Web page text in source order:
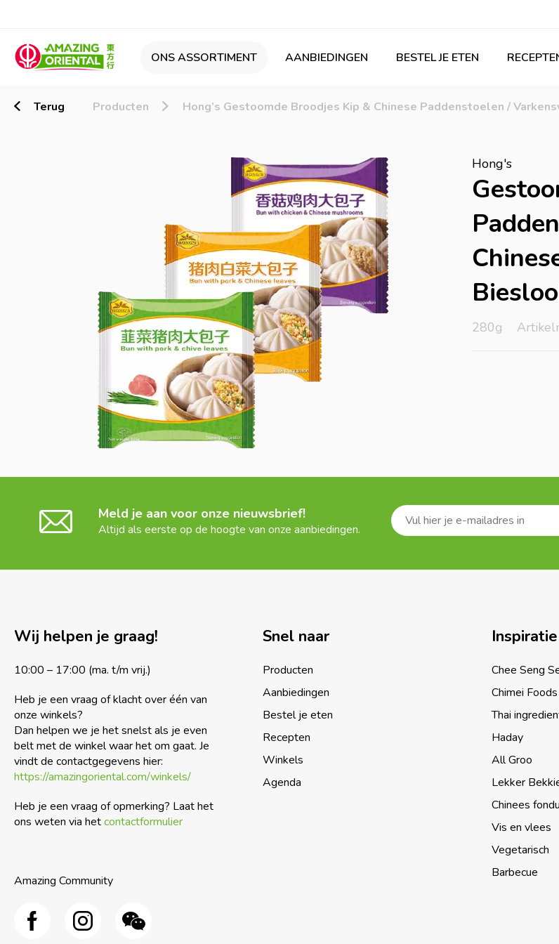
ONS ASSORTIMENT AANBIEDINGEN BESTEL JE ETEN
Terug Producten Hong’s Gestoomde Broodjes Kip & Chinese Paddenstoelen /
Hong's
280g
Meld je aan voor onze nieuwsbrief!
Altijd als eerste op de hoogte van onze aanbiedingen.
Wij helpen je graag!
10:00 – 17:00 (ma. t/m vrij.)
Heb je een vraag of klacht over één van
onze winkels?
Dan helpen we je het snelst als je even
belt met de winkel waar het om gaat. Je
vindt de contactgegevens hier:
https://amazingoriental.com/winkels/
Heb je een vraag of opmerking? Laat het
ons weten via hetcontactformulier
Amazing Community
Snel naar
Producten
Aanbiedingen
Bestel je eten
Recepten
Winkels
Agenda
Inspiratie
Chee Seng
Chimei
Thai
Haday
All Groo
Lekker
Chinees
Vis en vlees
Vegetarisch
Barbecue